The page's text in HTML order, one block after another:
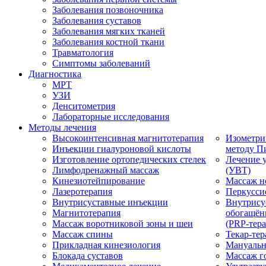
Заболевания позвоночника
Заболевания суставов
Заболевания мягких тканей
Заболевания костной ткани
Травматология
Симптомы заболеваний
Диагностика
МРТ
УЗИ
Денситометрия
Лабораторные исследования
Методы лечения
Высокоинтенсивная магнитотерапия
Инъекции гиалуроновой кислоты
Изготовление ортопедических стелек
Лимфодренажный массаж
Кинезиотейпирование
Лазеротерапия
Внутрисуставные инъекции
Магнитотерапия
Массаж воротниковой зоны и шеи
Массаж спины
Прикладная кинезиология
Блокада суставов
методу
Лечение
(УВТ)
Массаж
(PRP-
Текар-
Массаж